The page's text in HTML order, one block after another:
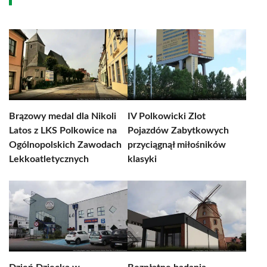
Brązowy medal dla Nikoli
Latos z LKS Polkowice na
Ogólnopolskich Zawodach
Lekkoatletycznych
IV Polkowicki Zlot
Pojazdów Zabytkowych
przyciągnął miłośników
klasyki